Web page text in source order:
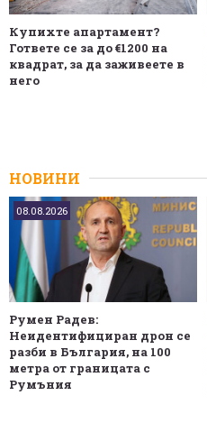
Купихте апартамент?
Гответе се за до €1200 на
квадрат, за да заживеете в
него
НОВИНИ
08.08.2026
Румен Радев:
Неидентифициран дрон се
разби в България, на 100
метра от границата с
Румъния